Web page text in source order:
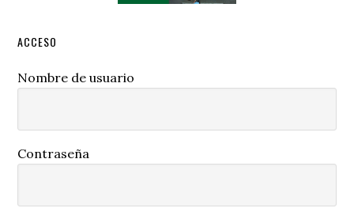
ACCESO
Nombre de usuario
Contraseña